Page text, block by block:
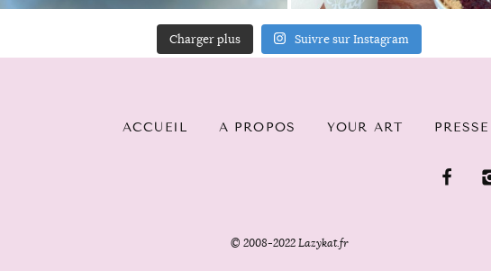
Charger plus Suivre sur Instagram
ACCUEIL A PROPOS YOUR ART PRESSE
© 2008-2022 Lazykat.fr